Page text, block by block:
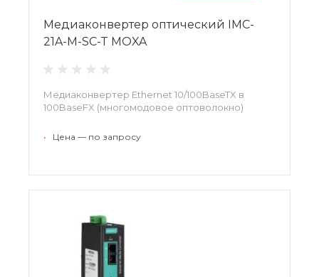
Медиаконвертер оптический IMC-
21A-M-SC-T MOXA
Медиаконвертер Ethernet 10/100BaseTX в
100BaseFX (многомодовое оптоволокно)
• Цена — по запросу